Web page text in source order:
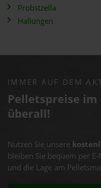
Probstzella
Hallungen
IMMER AUF DEM
Pelletspreise
überall!
Nutzen Sie unsere
bleiben Sie bequem per
und die Lage am